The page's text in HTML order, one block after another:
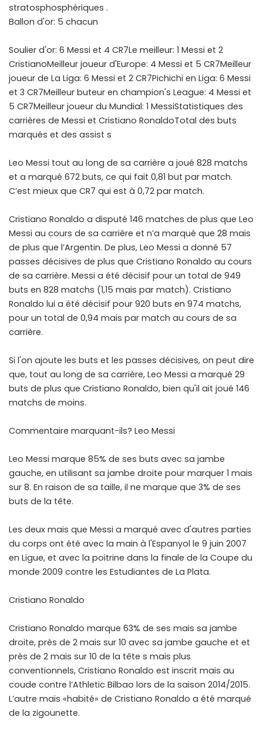
stratosphosphériques .
Ballon d'or: 5 chacun
Soulier d'or: 6 Messi et 4 CR7Le meilleur: 1 Messi et 2
CristianoMeilleur joueur d'Europe: 4 Messi et 5 CR7Meilleur
joueur de La Liga: 6 Messi et 2 CR7Pichichi en Liga: 6 Messi
et 3 CR7Meilleur buteur en champion's League: 4 Messi et
5 CR7Meilleur joueur du Mundial: 1 MessiStatistiques des
carrières de Messi et Cristiano RonaldoTotal des buts
marqués et des assist s
Leo Messi tout au long de sa carrière a joué 828 matchs
et a marqué 672 buts, ce qui fait 0,81 but par match.
C’est mieux que CR7 qui est à 0,72 par match.
Cristiano Ronaldo a disputé 146 matches de plus que Leo
Messi au cours de sa carrière et n’a marqué que 28 mais
de plus que l’Argentin. De plus, Leo Messi a donné 57
passes décisives de plus que Cristiano Ronaldo au cours
de sa carrière. Messi a été décisif pour un total de 949
buts en 828 matchs (1,15 mais par match). Cristiano
Ronaldo lui a été décisif pour 920 buts en 974 matchs,
pour un total de 0,94 mais par match au cours de sa
carrière.
Si l'on ajoute les buts et les passes décisives, on peut dire
que, tout au long de sa carrière, Leo Messi a marqué 29
buts de plus que Cristiano Ronaldo, bien qu'il ait joué 146
matchs de moins.
Commentaire marquant-ils? Leo Messi
Leo Messi marque 85% de ses buts avec sa jambe
gauche, en utilisant sa jambe droite pour marquer 1 mais
sur 8. En raison de sa taille, il ne marque que 3% de ses
buts de la tête.
Les deux mais que Messi a marqué avec d'autres parties
du corps ont été avec la main à l'Espanyol le 9 juin 2007
en Ligue, et avec la poitrine dans la finale de la Coupe du
monde 2009 contre les Estudiantes de La Plata.
Cristiano Ronaldo
Cristiano Ronaldo marque 63% de ses mais sa jambe
droite, près de 2 mais sur 10 avec sa jambe gauche et et
près de 2 mais sur 10 de la tête s mais plus
conventionnels, Cristiano Ronaldo est inscrit mais au
coude contre l’Athletic Bilbao lors de la saison 2014/2015.
L’autre mais «habité» de Cristiano Ronaldo a été marqué
de la zigounette.